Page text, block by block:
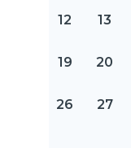
12 13
19 20
26 27